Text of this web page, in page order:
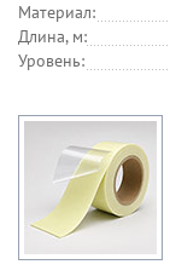
Материал:
Длина, м:
Уровень: